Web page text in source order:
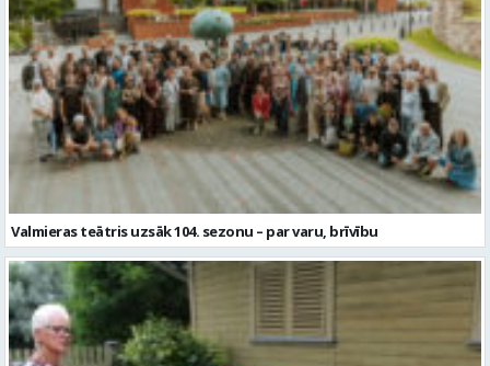
Valmieras teātris uzsāk 104. sezonu – par varu, brīvību